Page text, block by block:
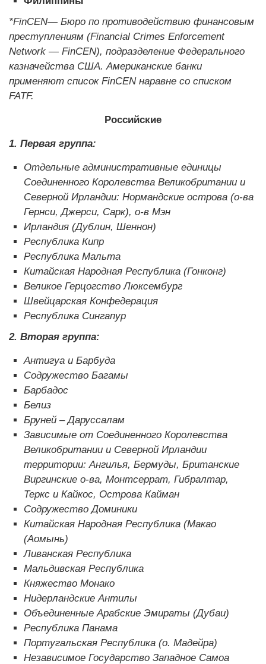
*FinCEN— Бюро по противодействию финансовым
преступлениям (Financial Crimes Enforcement
Network — FinCEN), подразделение Федерального
казначейства США. Американские банки
применяют список FinCEN наравне со списком
FATF.
Российские
1. Первая группа:
Отдельные административные единицы
Соединенного Королевства Великобритании и
Северной Ирландии: Нормандские острова (о-ва
Гернси, Джерси, Сарк), о-в Мэн
Ирландия (Дублин, Шеннон)
Республика Кипр
Республика Мальта
Китайская Народная Республика (Гонконг)
Великое Герцогство Люксембург
Швейцарская Конфедерация
Республика Сингапур
2. Вторая группа:
Антигуа и Барбуда
Содружество Багамы
Барбадос
Белиз
Бруней – Даруссалам
Зависимые от Соединенного Королевства
Великобритании и Северной Ирландии
территории: Ангилья, Бермуды, Британские
Виргинские о-ва, Монтсеррат, Гибралтар,
Теркс и Кайкос, Острова Кайман
Содружество Доминики
Китайская Народная Республика (Макао
(Аомынь)
Ливанская Республика
Мальдивская Республика
Княжество Монако
Нидерландские Антилы
Объединенные Арабские Эмираты (Дубаи)
Республика Панама
Португальская Республика (о. Мадейра)
Независимое Государство Западное Самоа